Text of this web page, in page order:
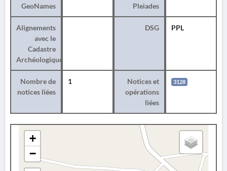
GeoNames Pleiades
Alignements
avec le
Cadastre
Archéologique
DSG PPL
Nombre de
notices liées
1
Notices et
opérations
liées
3128
+
−